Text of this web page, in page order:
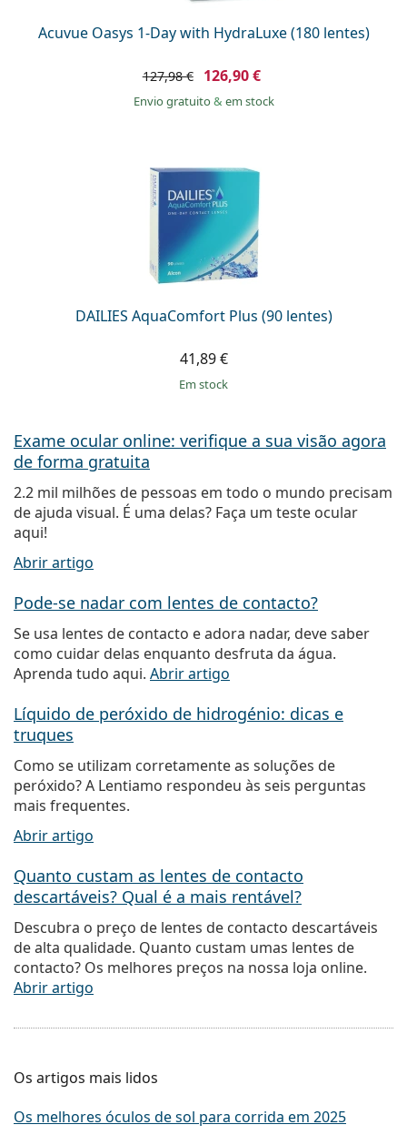
Acuvue Oasys 1-Day with HydraLuxe (180 lentes)
127,98 € 126,90 €
Envio gratuito& em stock
DAILIES AquaComfort Plus (90 lentes)
41,89 €
em stock
Exame ocular online: verifique a sua visão agora
de forma gratuita
2.2 mil milhões de pessoas em todo o mundo precisam
de ajuda visual. É uma delas? Faça um teste ocular
aqui!
Abrir artigo
Pode-se nadar com lentes de contacto?
Se usa lentes de contacto e adora nadar, deve saber
como cuidar delas enquanto desfruta da água.
Aprenda tudo aqui. Abrir artigo
Líquido de peróxido de hidrogénio: dicas e
truques
Como se utilizam corretamente as soluções de
peróxido? A Lentiamo respondeu às seis perguntas
mais frequentes.
Abrir artigo
Quanto custam as lentes de contacto
descartáveis? Qual é a mais rentável?
Descubra o preço de lentes de contacto descartáveis
de alta qualidade. Quanto custam umas lentes de
contacto? Os melhores preços na nossa loja online.
Abrir artigo
Os artigos mais lidos
Os melhores óculos de sol para corrida em 2025